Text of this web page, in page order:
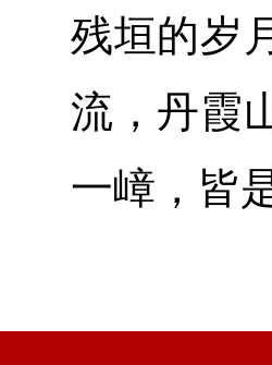
残垣的岁
流，丹霞
一嶂，皆